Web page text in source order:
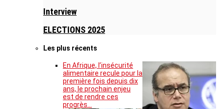
Interview
ELECTIONS 2025
Les plus récents
En Afrique, l’insécurité
alimentaire recule pour la
première fois depuis dix
ans, le prochain enjeu
est de rendre ces
progrès…